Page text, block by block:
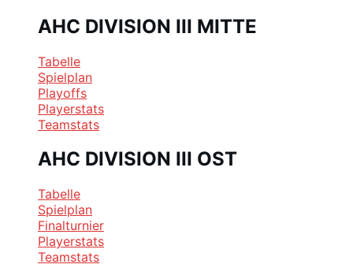
AHC DIVISION III MITTE
Tabelle
Spielplan
Playoffs
Playerstats
Teamstats
AHC DIVISION III OST
Tabelle
Spielplan
Finalturnier
Playerstats
Teamstats